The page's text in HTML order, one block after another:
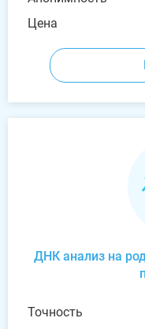
Цена
ДНК анализ на
Точность